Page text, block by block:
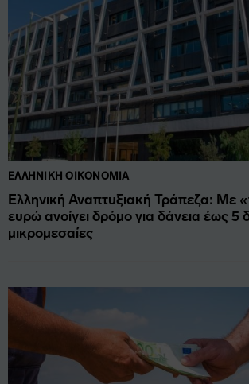
ΕΛΛΗΝΙΚΉ ΟΙΚΟΝΟΜΊΑ
Ελληνική Αναπτυξιακή Τράπεζα: Με
ευρώ ανοίγει δρόμο για δάνεια έως 5
μικρομεσαίες